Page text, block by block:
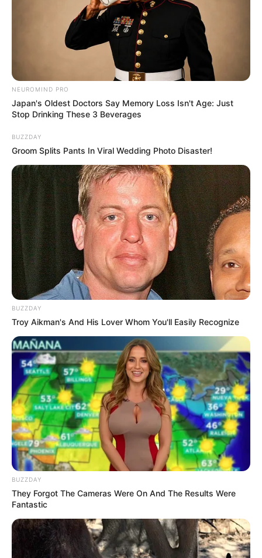
LIHAT ARTIKEL LAINNYA
Tastefully Yours Confidence Queen
Walking On Thin Ice Tempest
NEUROMIND PRO
Japan's Oldest Doctors Say Memory Loss Isn't Age: Just
Stop Drinking These 3 Beverages
BUZZDAY
Groom Splits Pants In Viral Wedding Photo Disaster!
BUZZDAY
Troy Aikman's And His Lover Whom You'll Easily Recognize
BUZZDAY
They Forgot The Cameras Were On And The Results Were
Fantastic